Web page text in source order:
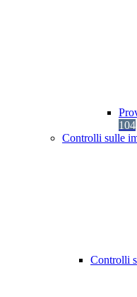
104
Controlli sulle
Controlli